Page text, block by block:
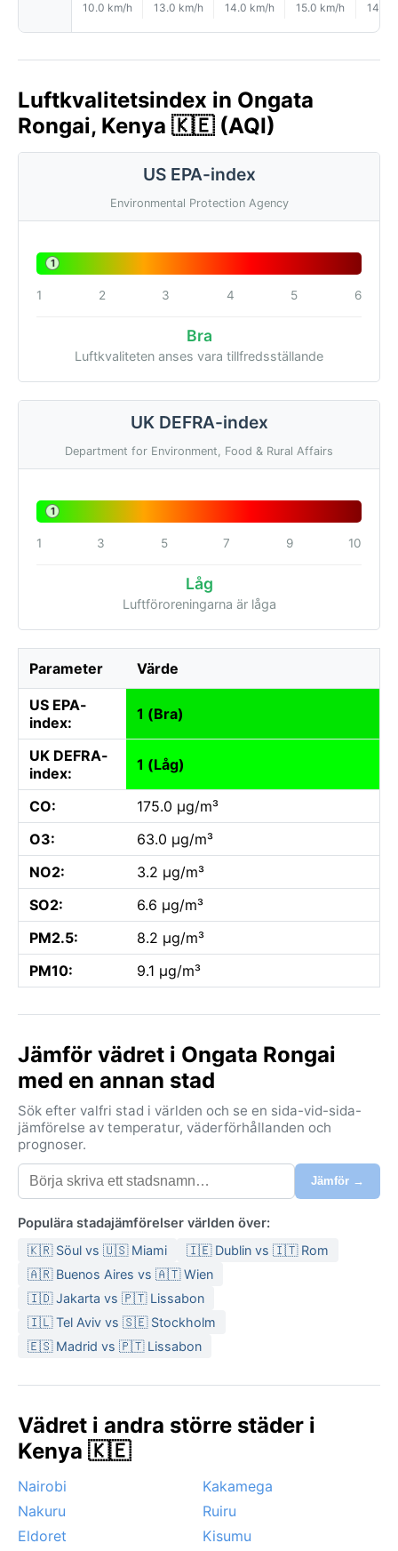
10.0 km/h 13.0 km/h 14.0 km/h 15.0 km/h 14.0
Luftkvalitetsindex in Ongata
Rongai, Kenya 🇰🇪 (AQI)
US EPA-index
Environmental Protection Agency
1
1 2 3 4 5 6
Bra
Luftkvaliteten anses vara tillfredsställande
UK DEFRA-index
Department for Environment, Food & Rural Affairs
1
1 3 5 7 9 10
Låg
Luftföroreningarna är låga
Parameter Värde
US EPA-
index:
1 (Bra)
UK DEFRA-
index:
1 (Låg)
CO:
175.0 µg/m³
O3:
63.0 µg/m³
NO2:
3.2 µg/m³
SO2:
6.6 µg/m³
PM2.5:
8.2 µg/m³
PM10:
9.1 µg/m³
Jämför vädret i Ongata Rongai
med en annan stad
Sök efter valfri stad i världen och se en sida-vid-sida-
jämförelse av temperatur, väderförhållanden och
prognoser.
Jämför →
Populära stadajämförelser världen över:
🇰🇷 Söul vs 🇺🇸 Miami
🇮🇪 Dublin vs 🇮🇹 Rom
🇦🇷 Buenos Aires vs 🇦🇹 Wien
🇮🇩 Jakarta vs 🇵🇹 Lissabon
🇮🇱 Tel Aviv vs 🇸🇪 Stockholm
🇪🇸 Madrid vs 🇵🇹 Lissabon
Vädret i andra större städer i
Kenya 🇰🇪
Nairobi
Kakamega
Nakuru
Ruiru
Eldoret
Kisumu